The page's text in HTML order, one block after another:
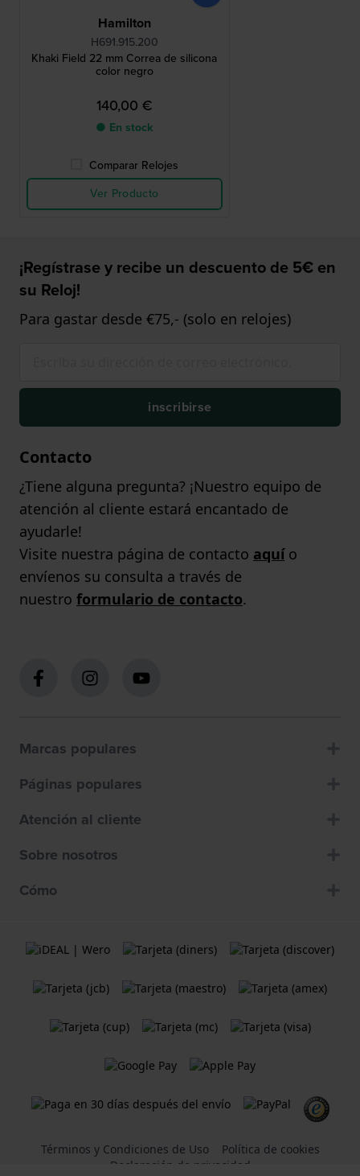
Hamilton
H691.915.200
Khaki Field 22 mm Correa de silicona
color negro
140,00 €
● En stock
Comparar Relojes
Ver Producto
¡Regístrase y recibe un descuento de 5€ en
su Reloj!
Para gastar desde €75,- (solo en relojes)
inscribirse
Contacto
¿Tiene alguna pregunta? ¡Nuestro equipo de
atención al cliente estará encantado de
ayudarle!
Visite nuestra página de contacto aquío
envíenos su consulta a través de
nuestro formulario de contacto.
Marcas populares
Páginas populares
Atención al cliente
Sobre nosotros
Cómo
Términos y Condiciones de Uso
Política de cookies
Declaración de privacidad